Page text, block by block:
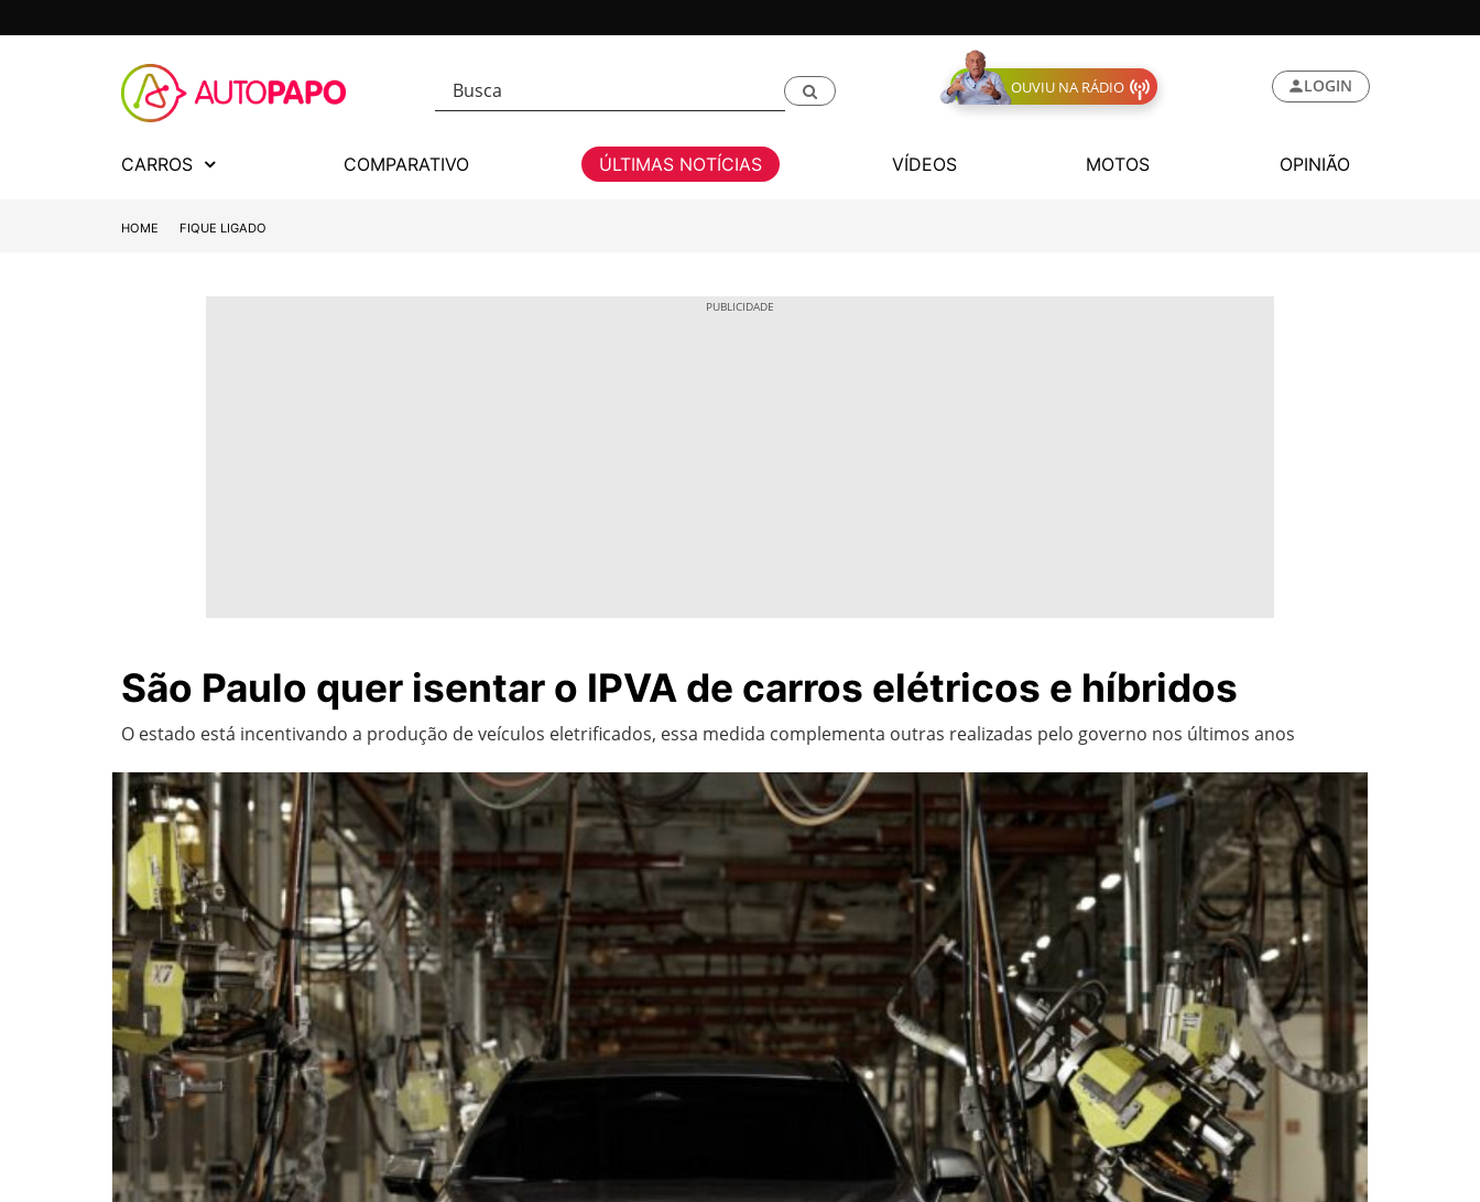
OUVIU NA RÁDIO LOGIN
CARROS COMPARATIVO ÚLTIMAS NOTÍCIAS VÍDEOS MOTOS OPINIÃO
HOME FIQUE LIGADO
São Paulo quer isentar o IPVA de carros elétricos e híbridos
O estado está incentivando a produção de veículos eletrificados, essa medida complementa outras realizadas pelo governo nos últimos anos